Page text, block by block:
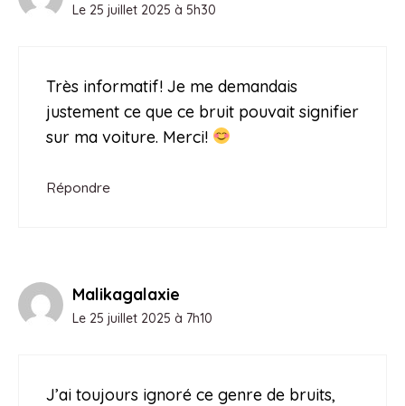
Le 25 juillet 2025 à 5h30
Très informatif! Je me demandais
justement ce que ce bruit pouvait signifier
sur ma voiture. Merci!
Répondre
Malikagalaxie
Le 25 juillet 2025 à 7h10
J’ai toujours ignoré ce genre de bruits,